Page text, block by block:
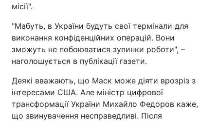
місії".
"Мабуть, в України будуть свої термінали для
виконання конфіденційних операцій. Вони
зможуть не побоюватися зупинки роботи", –
наголошується в публікації газети.
Деякі вважають, що Маск може діяти врозріз з
інтересами США. Але міністр цифрової
трансформації України Михайло Федоров каже,
що звинувачення несправедливі. Після